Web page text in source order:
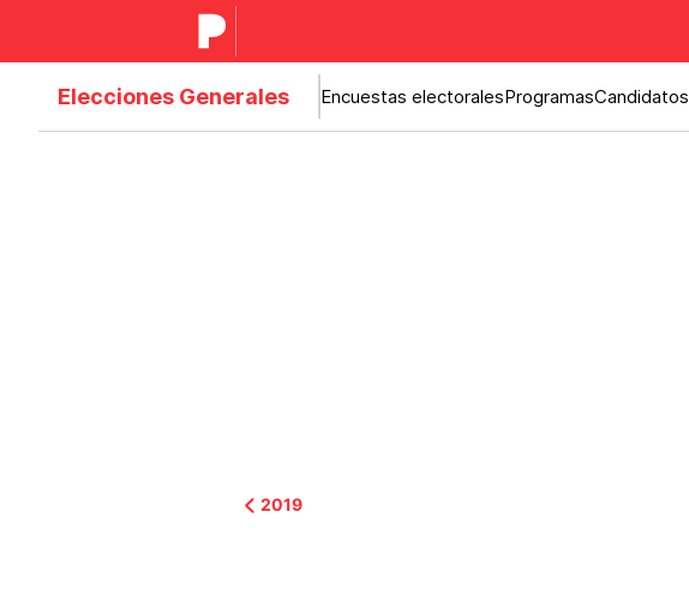
Elecciones Generales Encuestas electoralesProgramasCandidatos
2019